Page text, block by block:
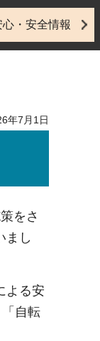
心・安全情報
年7月1日
をさ
まし
よる安
自転